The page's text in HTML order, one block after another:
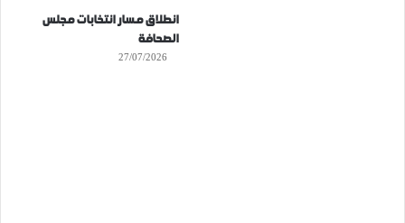
انطلاق مسار انتخابات مجلس
الصحافة
27/07/2026